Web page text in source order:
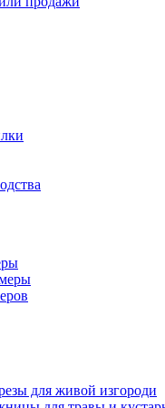
для живой изгороди